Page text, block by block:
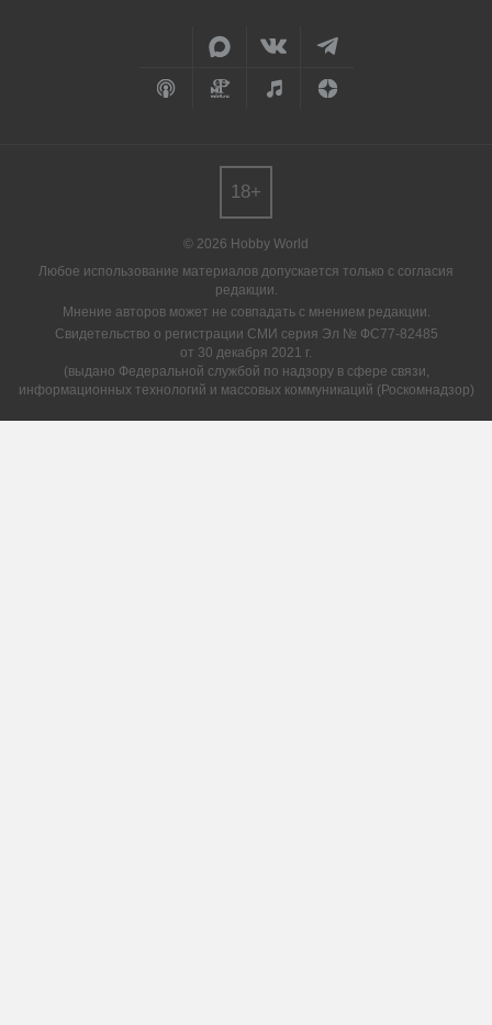
© 2026 Hobby World
Любое использование материалов допускается только с согласия
редакции.
Мнение авторов может не совпадать с мнением редакции.
Свидетельство о регистрации СМИ серия Эл № ФС77-82485
от 30 декабря 2021 г.
(выдано Федеральной службой по надзору в сфере связи,
информационных технологий и массовых коммуникаций (Роскомнадзор)
18+